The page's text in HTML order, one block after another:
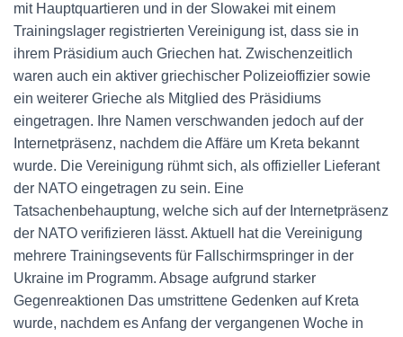
mit Hauptquartieren und in der Slowakei mit einem
Trainingslager registrierten Vereinigung ist, dass sie in
ihrem Präsidium auch Griechen hat. Zwischenzeitlich
waren auch ein aktiver griechischer Polizeioffizier sowie
ein weiterer Grieche als Mitglied des Präsidiums
eingetragen. Ihre Namen verschwanden jedoch auf der
Internetpräsenz, nachdem die Affäre um Kreta bekannt
wurde. Die Vereinigung rühmt sich, als offizieller Lieferant
der NATO eingetragen zu sein. Eine
Tatsachenbehauptung, welche sich auf der Internetpräsenz
der NATO verifizieren lässt. Aktuell hat die Vereinigung
mehrere Trainingsevents für Fallschirmspringer in der
Ukraine im Programm. Absage aufgrund starker
Gegenreaktionen Das umstrittene Gedenken auf Kreta
wurde, nachdem es Anfang der vergangenen Woche in